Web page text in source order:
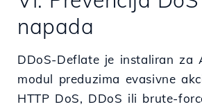
napada
DDoS-Deflate je instaliran za
modul preduzima evasivne
HTTP DoS, DDoS ili brute-